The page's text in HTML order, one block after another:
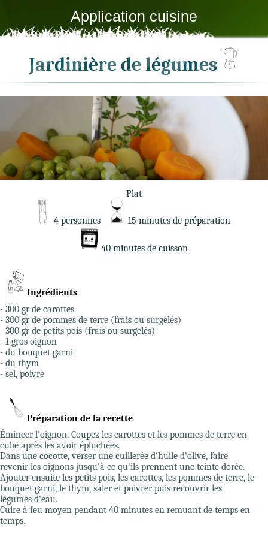
Application cuisine
Jardinière de légumes
Plat
4 personnes 15 minutes de préparation
40 minutes de cuisson
Ingrédients
- 300 gr de carottes
- 300 gr de pommes de terre (frais ou surgelés)
- 300 gr de petits pois (frais ou surgelés)
- 1 gros oignon
- du bouquet garni
- du thym
- sel, poivre
Préparation de la recette
Émincer l'oignon. Coupez les carottes et les pommes de terre en
cube après les avoir épluchées.
Dans une cocotte, verser une cuillerée d'huile d'olive, faire
revenir les oignons jusqu'à ce qu'ils prennent une teinte dorée.
Ajouter ensuite les petits pois, les carottes, les pommes de terre, le
bouquet garni, le thym, saler et poivrer puis recouvrir les
légumes d'eau.
Cuire à feu moyen pendant 40 minutes en remuant de temps en
temps.